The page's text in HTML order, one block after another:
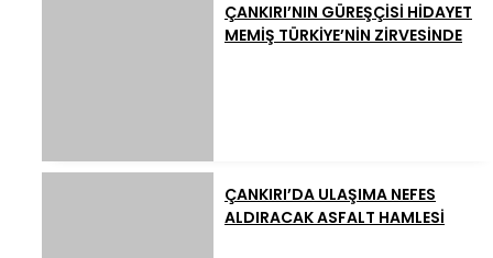
ÇANKIRI’NIN GÜREŞÇİSİ HİDAYET
MEMİŞ TÜRKİYE’NİN ZİRVESİNDE
ÇANKIRI’DA ULAŞIMA NEFES
ALDIRACAK ASFALT HAMLESİ